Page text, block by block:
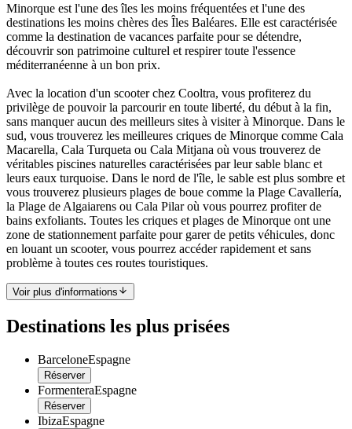
Minorque est l'une des îles les moins fréquentées et l'une des
destinations les moins chères des Îles Baléares. Elle est caractérisée
comme la destination de vacances parfaite pour se détendre,
découvrir son patrimoine culturel et respirer toute l'essence
méditerranéenne à un bon prix.
Avec la location d'un scooter chez Cooltra, vous profiterez du
privilège de pouvoir la parcourir en toute liberté, du début à la fin,
sans manquer aucun des meilleurs sites à visiter à Minorque. Dans le
sud, vous trouverez les meilleures criques de Minorque comme Cala
Macarella, Cala Turqueta ou Cala Mitjana où vous trouverez de
véritables piscines naturelles caractérisées par leur sable blanc et
leurs eaux turquoise. Dans le nord de l'île, le sable est plus sombre et
vous trouverez plusieurs plages de boue comme la Plage Cavallería,
la Plage de Algaiarens ou Cala Pilar où vous pourrez profiter de
bains exfoliants. Toutes les criques et plages de Minorque ont une
zone de stationnement parfaite pour garer de petits véhicules, donc
en louant un scooter, vous pourrez accéder rapidement et sans
problème à toutes ces routes touristiques.
Voir plus d'informations
Destinations les plus prisées
BarceloneEspagne
Réserver
FormenteraEspagne
Réserver
IbizaEspagne